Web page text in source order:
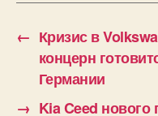
← Кризис в
концерн
Германии
→ Kia Ceed нового